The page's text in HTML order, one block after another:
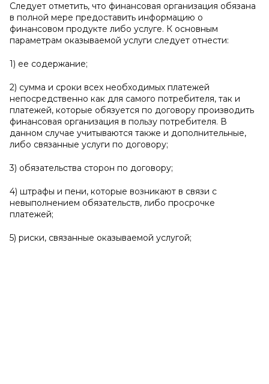
Следует отметить, что финансовая организация обязана
в полной мере предоставить информацию о
финансовом продукте либо услуге. К основным
параметрам оказываемой услуги следует отнести:
1) ее содержание;
2) сумма и сроки всех необходимых платежей
непосредственно как для самого потребителя, так и
платежей, которые обязуется по договору производить
финансовая организация в пользу потребителя. В
данном случае учитываются также и дополнительные,
либо связанные услуги по договору;
3) обязательства сторон по договору;
4) штрафы и пени, которые возникают в связи с
невыполнением обязательств, либо просрочке
платежей;
5) риски, связанные оказываемой услугой;